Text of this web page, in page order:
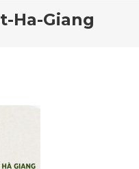
Ha-Giang